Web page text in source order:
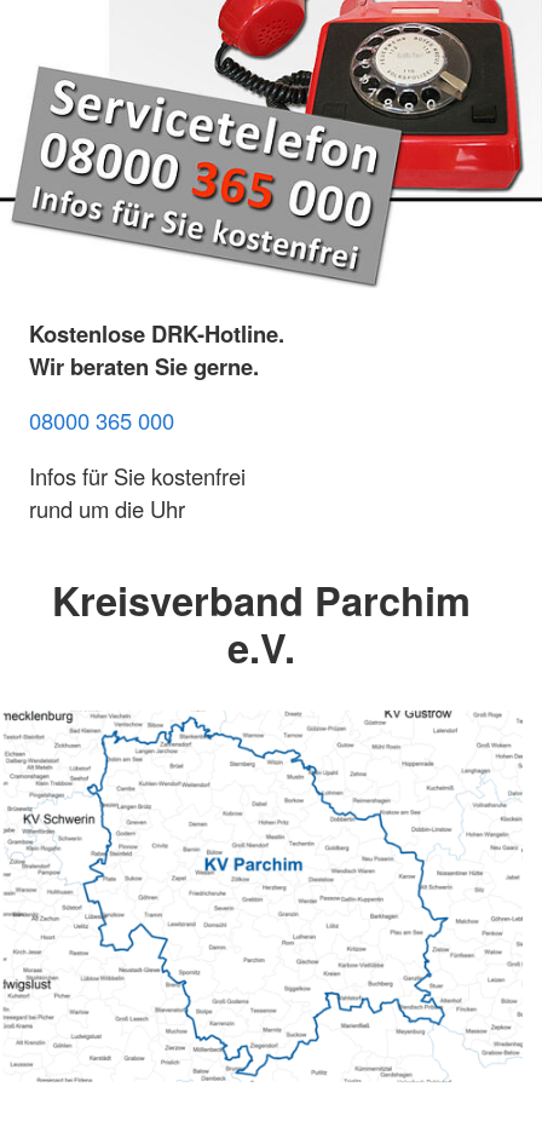
Kostenlose DRK-Hotline.
Wir beraten Sie gerne.
08000 365 000
Infos für Sie kostenfrei
rund um die Uhr
Kreisverband Parchim
e.V.